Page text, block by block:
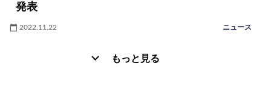
発表
2022.11.22 ニュース
もっと見る